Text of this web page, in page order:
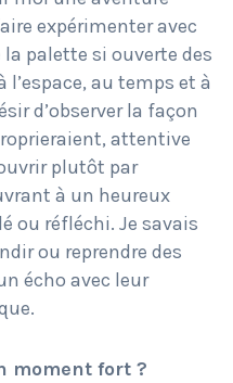
expérimenter avec
palette si ouverte des
au temps et à
d’observer la façon
attentive
plutôt par
à un heureux
ou réfléchi. Je savais
ou reprendre des
écho avec leur
moment fort ?